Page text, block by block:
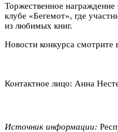
Торжественное
клубе «Бегемот», где
из любимых книг.
Новости конкурса смотрите
Контактное лицо: Анна
Источник информации: